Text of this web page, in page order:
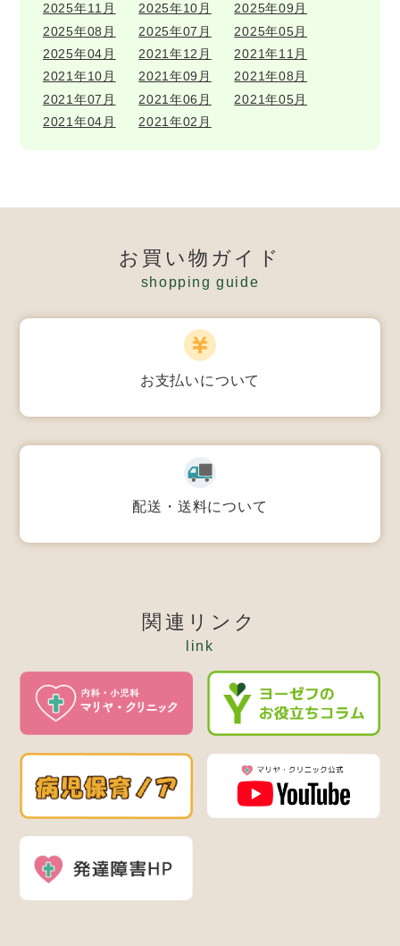
2025年11月
2025年10月
2025年09月
2025年08月
2025年07月
2025年05月
2025年04月
2021年12月
2021年11月
2021年10月
2021年09月
2021年08月
2021年07月
2021年06月
2021年05月
2021年04月
2021年02月
お買い物ガイド
shopping guide
お支払いについて
配送・送料について
関連リンク
link